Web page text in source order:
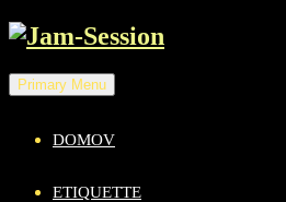
Skip
content
Primary Menu
DOMOV
ETIQUETTE